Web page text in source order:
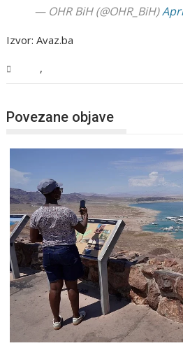
— OHR BiH (@OHR_BiH)
Izvor: Avaz.ba
,
Povezane objave